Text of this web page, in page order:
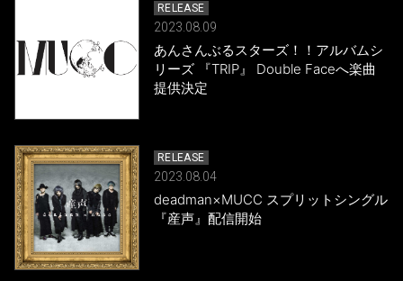
RELEASE
2023.08.09
あんさんぶるスターズ！！アルバムシ
リーズ 『TRIP』 Double Faceへ楽曲
提供決定
RELEASE
2023.08.04
deadman×MUCC スプリットシングル
『産声』配信開始